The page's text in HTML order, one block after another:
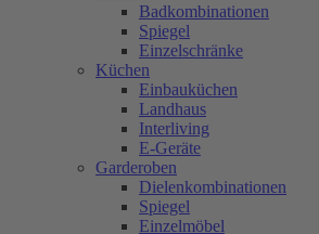
Badkombinationen
Spiegel
Einzelschränke
Küchen
Einbauküchen
Landhaus
Interliving
E-Geräte
Garderoben
Dielenkombinationen
Spiegel
Einzelmöbel